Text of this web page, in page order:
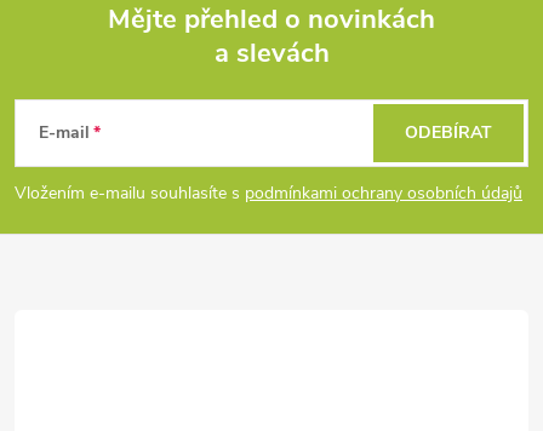
p
Mějte přehled o novinkách
a slevách
E-mail
Vložením e-mailu souhlasíte s podmínkami ochrany osobních údajů
ODEBÍRAT